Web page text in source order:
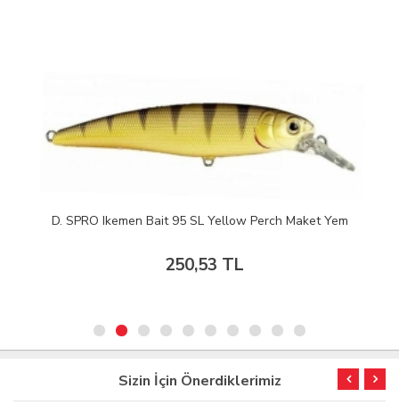
D. SPRO Ikemen Bait 95 SL Yellow Perch Maket Yem
250,53 TL
Sizin İçin Önerdiklerimiz